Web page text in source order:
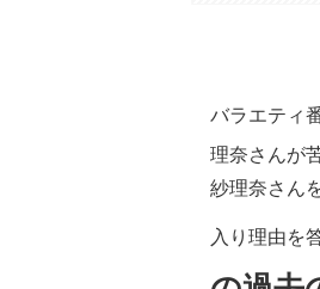
バラエティ
理奈さんが
紗理奈さん
入り理由を